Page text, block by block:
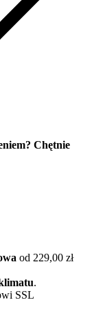
Chętnie
od 229,00 zł
.
SSL